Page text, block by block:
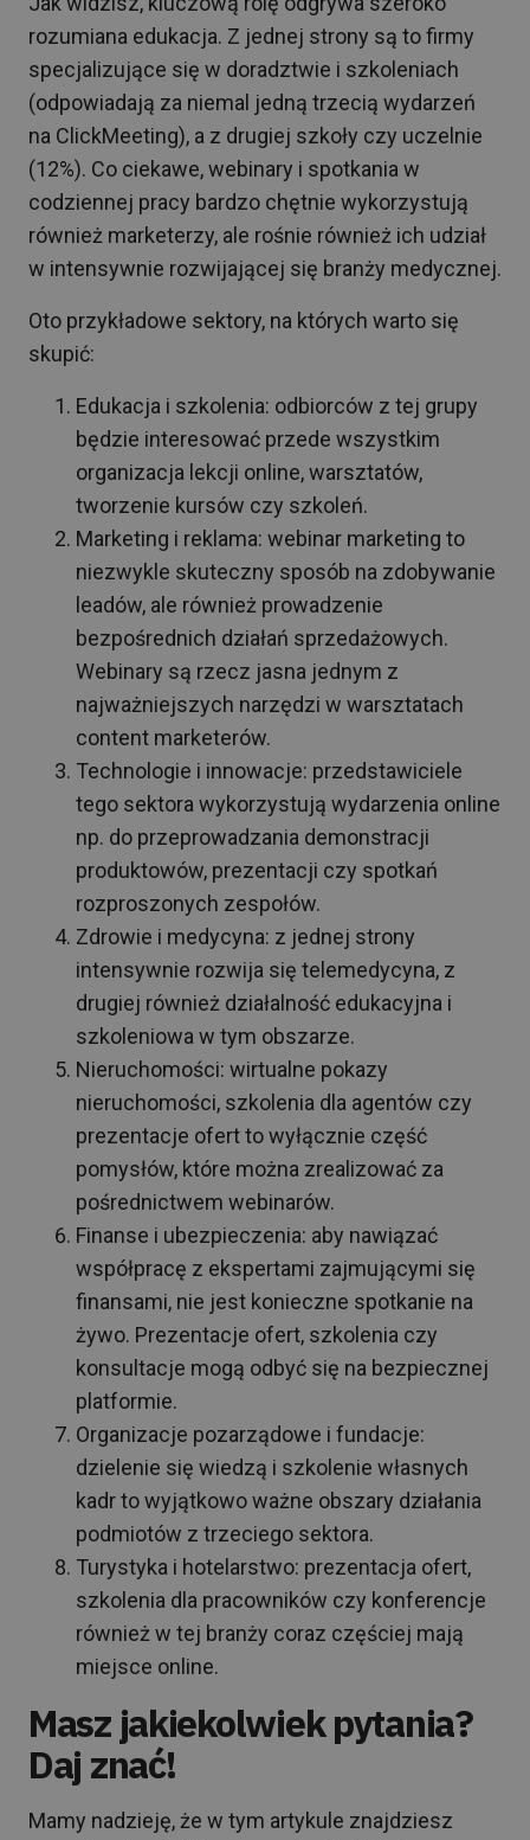
rozumiana edukacja. Z jednej strony są to firmy
specjalizujące się w doradztwie i szkoleniach
(odpowiadają za niemal jedną trzecią wydarzeń
na ClickMeeting), a z drugiej szkoły czy uczelnie
(12%). Co ciekawe, webinary i spotkania w
codziennej pracy bardzo chętnie wykorzystują
również marketerzy, ale rośnie również ich udział
w intensywnie rozwijającej się branży medycznej.
Oto przykładowe sektory, na których warto się
skupić:
Edukacja i szkolenia: odbiorców z tej grupy
będzie interesować przede wszystkim
organizacja lekcji online, warsztatów,
tworzenie kursów czy szkoleń.
Marketing i reklama: webinar marketing to
niezwykle skuteczny sposób na zdobywanie
leadów, ale również prowadzenie
bezpośrednich działań sprzedażowych.
Webinary są rzecz jasna jednym z
najważniejszych narzędzi w warsztatach
content marketerów.
Technologie i innowacje: przedstawiciele
tego sektora wykorzystują wydarzenia online
np. do przeprowadzania demonstracji
produktowów, prezentacji czy spotkań
rozproszonych zespołów.
Zdrowie i medycyna: z jednej strony
intensywnie rozwija się telemedycyna, z
drugiej również działalność edukacyjna i
szkoleniowa w tym obszarze.
Nieruchomości: wirtualne pokazy
nieruchomości, szkolenia dla agentów czy
prezentacje ofert to wyłącznie część
pomysłów, które można zrealizować za
pośrednictwem webinarów.
Finanse i ubezpieczenia: aby nawiązać
współpracę z ekspertami zajmującymi się
finansami, nie jest konieczne spotkanie na
żywo. Prezentacje ofert, szkolenia czy
konsultacje mogą odbyć się na bezpiecznej
platformie.
Organizacje pozarządowe i fundacje:
dzielenie się wiedzą i szkolenie własnych
kadr to wyjątkowo ważne obszary działania
podmiotów z trzeciego sektora.
Turystyka i hotelarstwo: prezentacja ofert,
szkolenia dla pracowników czy konferencje
również w tej branży coraz częściej mają
miejsce online.
Masz jakiekolwiek pytania?
Daj znać!
Mamy nadzieję, że w tym artykule znajdziesz